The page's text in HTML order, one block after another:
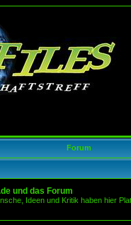
Forum
und das Forum
Ideen und Kritik haben hier